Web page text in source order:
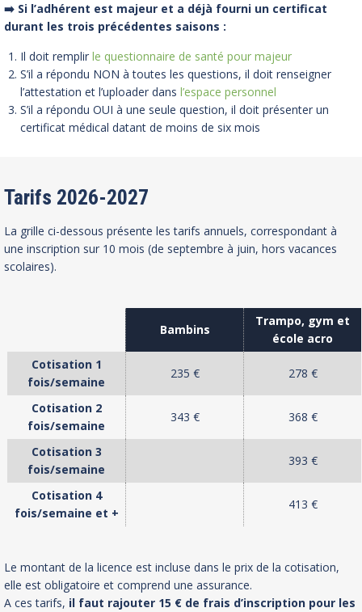
➡️ Si l’adhérent est majeur et a déjà fourni un certificat
durant les trois précédentes saisons :
Il doit remplir le questionnaire de santé pour majeur
S’il a répondu NON à toutes les questions, il doit renseigner
l’attestation et l’uploader dans l’espace personnel
S’il a répondu OUI à une seule question, il doit présenter un
certificat médical datant de moins de six mois
Tarifs 2026-2027
La grille ci-dessous présente les tarifs annuels, correspondant à
une inscription sur 10 mois (de septembre à juin, hors vacances
scolaires).
Bambins
Trampo, gym et
école acro
Cotisation 1
fois/semaine
235 € 278 €
Cotisation 2
fois/semaine
343 € 368 €
Cotisation 3
fois/semaine
393 €
Cotisation 4
fois/semaine et +
413 €
Le montant de la licence est incluse dans le prix de la cotisation,
elle est obligatoire et comprend une assurance.
A ces tarifs, il faut rajouter 15 € de frais d’inscription pour les